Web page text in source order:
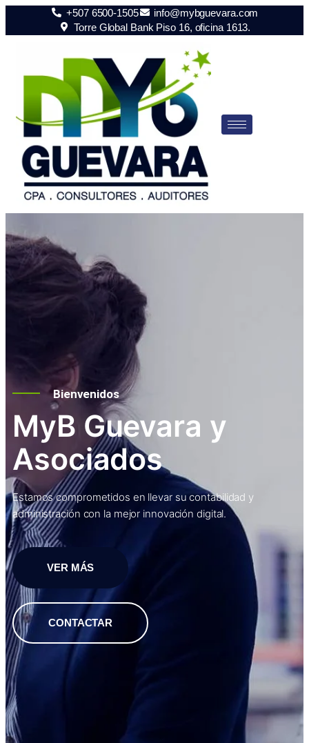
+507 6500-1505
info@mybguevara.com
Torre Global Bank Piso 16, oficina 1613.
Bienvenidos
MyB Guevara y
Asociados
Estamos comprometidos en llevar su contabilidad y
administración con la mejor innovación digital.
VER MÁS
CONTACTAR